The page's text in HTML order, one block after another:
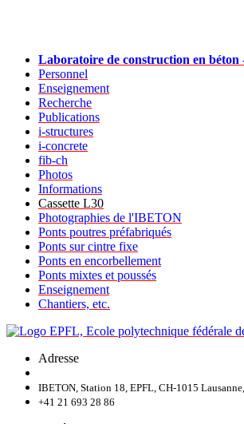
Laboratoire de construction en
Personnel
Enseignement
Recherche
Publications
i-structures
i-concrete
fib-ch
Photos
Informations
Cassette L30
Photographies de l'IBETON
Ponts poutres préfabriqués
Ponts sur cintre fixe
Ponts en encorbellement
Ponts mixtes et poussés
Enseignement
Chantiers, etc.
Adresse
IBETON, Station 18, EPFL, CH-1015
+41 21 693 28 86